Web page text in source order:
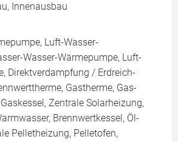
Innenausbau
Luft-Wasser-
Wasser-Wärmepumpe, Luft-
Direktverdampfung / Erdreich-
Gastherme, Gas-
Zentrale Solarheizung,
Brennwertkessel, Öl-
Pelletheizung, Pelletofen,